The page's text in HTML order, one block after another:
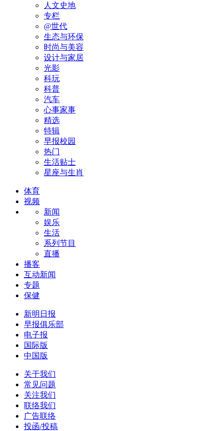
人文史地
专栏
@世代
生态与环保
时尚与美容
设计与家居
光影
科玩
科普
汽车
心事家事
精选
特辑
早报校园
热门
生活贴士
星座与生肖
体育
视频
新闻
娱乐
生活
系列节目
直播
播客
互动新闻
专题
保健
新明日报
早报俱乐部
电子报
国际版
中国版
关于我们
常见问题
关注我们
联络我们
广告联络
投函/投稿